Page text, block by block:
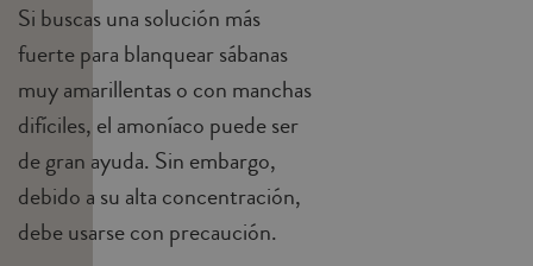
Si buscas una solución más
fuerte para blanquear sábanas
muy amarillentas o con manchas
difíciles, el amoníaco puede ser
de gran ayuda. Sin embargo,
debido a su alta concentración,
debe usarse con precaución.